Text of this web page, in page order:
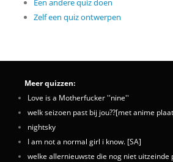
Een andere quiz doen
Zelf een quiz ontwerpen
Meer quizzen:
Love is a Motherfucker ''nine''
welk seizoen past bij jou??[met anime
nightsky
I am not a normal girl i know. [SA]
welke allernieuwste die nog niet uitzeinde